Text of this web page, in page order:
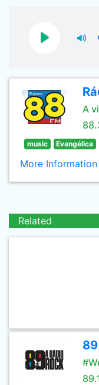
A
music Evangélica
More Information
Related